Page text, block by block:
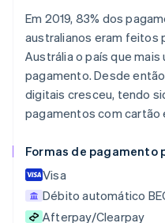
Em 2019, 83% dos
australianos eram feitos
Austrália o país que
pagamento. Desde
digitais cresceu, tendo
pagamentos com cartão
Formas de pagamento
Visa
Débito automático
Afterpay/Clearpay
DeutschEnglish
Austrália
English
Áustria
NederlandsFrançais
Brasil
Português English